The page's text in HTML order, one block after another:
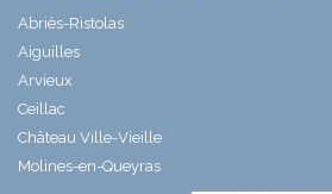
Abriès-Ristolas
Aiguilles
Arvieux
Ceillac
Château Ville-Vieille
Molines-en-Queyras